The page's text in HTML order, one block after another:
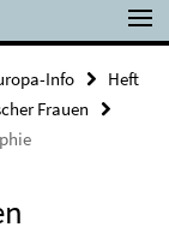
Info
Heft
Frauen